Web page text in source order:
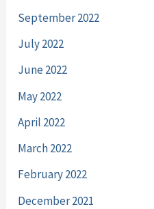
September 2022
July 2022
June 2022
May 2022
April 2022
March 2022
February 2022
December 2021